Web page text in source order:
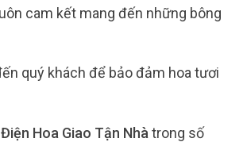
cam kết mang đến những bông
quý khách để bảo đảm hoa tươi
Hoa Giao Tận Nhà trong số